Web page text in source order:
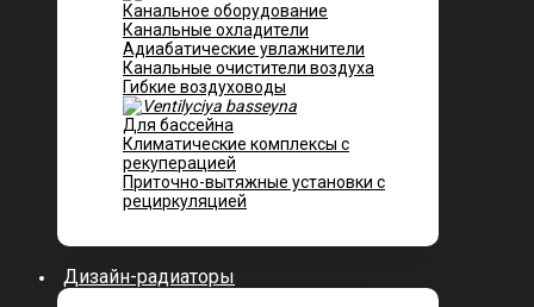
Канальное оборудование
Канальные охладители
Адиабатические увлажнители
Канальные очистители воздуха
Гибкие воздуховоды
Для бассейна
Климатические комплексы с
рекуперацией
Приточно-вытяжные установки с
рециркуляцией
Дизайн-радиаторы